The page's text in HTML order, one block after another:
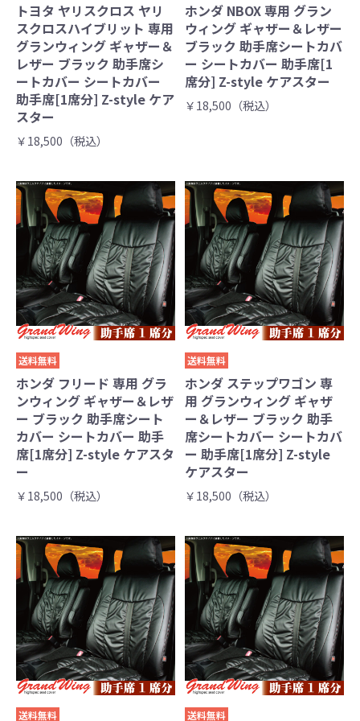
トヨタ ヤリスクロス ヤリ
スクロスハイブリット 専用
グランウィング ギャザー＆
レザー ブラック 助手席シ
ートカバー シートカバー
助手席[1席分] Z-style ケア
スター
￥18,500（税込）
ホンダ NBOX 専用 グラン
ウィング ギャザー＆レザー
ブラック 助手席シートカバ
ー シートカバー 助手席[1
席分] Z-style ケアスター
￥18,500（税込）
送料無料
ホンダ フリード 専用 グラ
ンウィング ギャザー＆レザ
ー ブラック 助手席シート
カバー シートカバー 助手
席[1席分] Z-style ケアスタ
ー
￥18,500（税込）
送料無料
ホンダ ステップワゴン 専
用 グランウィング ギャザ
ー＆レザー ブラック 助手
席シートカバー シートカバ
ー 助手席[1席分] Z-style
ケアスター
￥18,500（税込）
送料無料 送料無料